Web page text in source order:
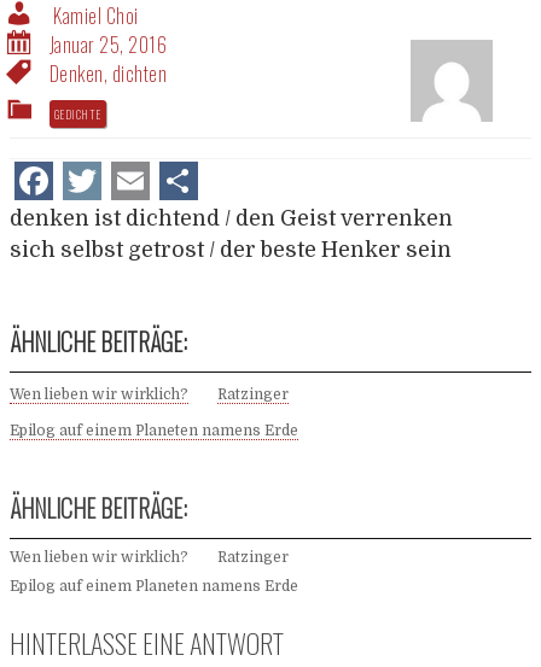
Kamiel Choi
Januar 25, 2016
Denken, dichten
GEDICHTE
Facebook
Twitter
Email
denken ist dichtend / den Geist verrenken
sich selbst getrost / der beste Henker sein
ÄHNLICHE BEITRÄGE:
Wen lieben wir wirklich? Ratzinger
Epilog auf einem Planeten namens Erde
ÄHNLICHE BEITRÄGE:
Wen lieben wir wirklich?
Ratzinger
Epilog auf einem Planeten namens Erde
HINTERLASSE EINE ANTWORT